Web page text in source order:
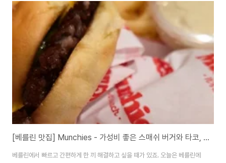
[베를린 맛집] Munchies - 가성비 좋은 스매쉬 버거와 타코, 솔직 후기 🍔🌮
베를린에서 빠르고 간편하게 한 끼 해결하고 싶을 때가 있죠. 오늘은 베를린에